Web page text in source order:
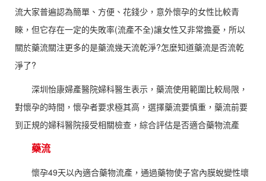
流大家普遍認為簡單、方便、花錢少，意外懷孕的女性比較青
睞，但它存在一定的失敗率(流產不全)讓女性又非常擔憂，所以
關於藥流關注更多的是藥流幾天流乾淨?怎麼知道藥流是否流乾
淨了?
深圳怡康婦產醫院婦科醫生表示，藥流使用範圍比較局限，
對懷孕的時間，懷孕者要求極其高，選擇藥流要慎重，藥流前要
到正規的婦科醫院接受相關檢查，綜合評估是否適合藥物流產
藥流
懷孕49天以內適合藥物流產，通過藥物使子宮內膜蛻變性壞